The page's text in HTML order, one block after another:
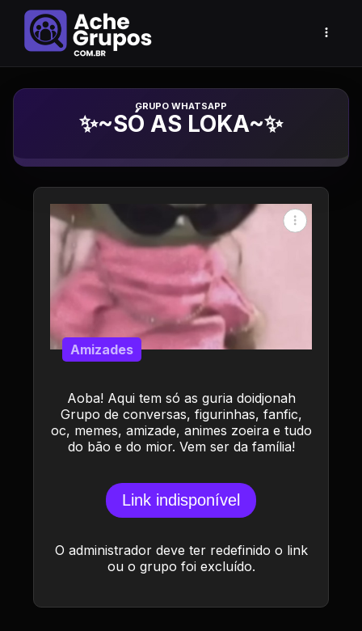
Grupo de Whatsapp
✨~SÓ AS LOKA~✨
Aoba! Aqui tem só as guria doidjonah
Grupo de conversas, figurinhas, fanfic,
oc, memes, amizade, animes zoeira e tudo
do bão e do mior. Vem ser da família!
Amizades
Link indisponível
O administrador deve ter redefinido o link
ou o grupo foi excluído.